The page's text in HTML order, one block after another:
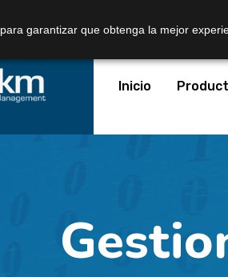
Inicio
garantizar que obtenga la mejor